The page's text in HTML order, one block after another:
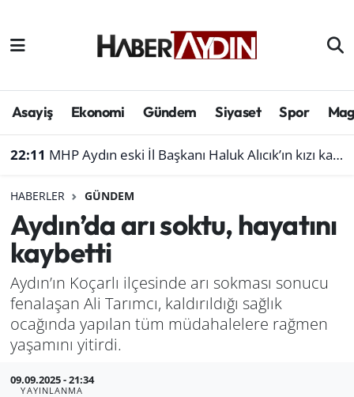
Asayiş Ekonomi Gündem Siyaset Spor
22:11 MHP Aydın eski İl Başkanı Haluk Alıcık’ın kızı kaza geçirdi
HABERLER GÜNDEM
Aydın’da arı soktu, hayatını
kaybetti
Aydın’ın Koçarlı ilçesinde arı sokması sonucu
fenalaşan Ali Tarımcı, kaldırıldığı sağlık
ocağında yapılan tüm müdahalelere rağmen
yaşamını yitirdi.
09.09.2025 - 21:34
YAYINLANMA
Afyonkarahisar
Çevre
Genel
Haber
Izmir
Kütahya
Manisa
Aydın Hava Durumu
Süper Lig Puan Durumu ve Fikstür
Son Dakika Haberleri
Haber Arşivi